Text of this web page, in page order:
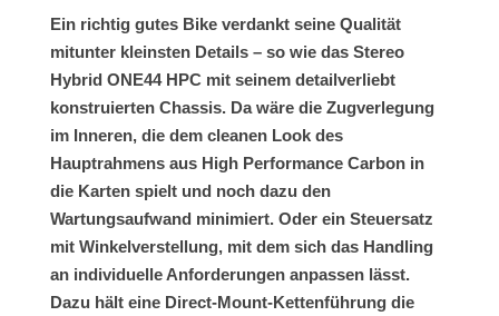
Ein richtig gutes Bike verdankt seine Qualität
mitunter kleinsten Details – so wie das Stereo
Hybrid ONE44 HPC mit seinem detailverliebt
konstruierten Chassis. Da wäre die Zugverlegung
im Inneren, die dem cleanen Look des
Hauptrahmens aus High Performance Carbon in
die Karten spielt und noch dazu den
Wartungsaufwand minimiert. Oder ein Steuersatz
mit Winkelverstellung, mit dem sich das Handling
an individuelle Anforderungen anpassen lässt.
Dazu hält eine Direct-Mount-Kettenführung die